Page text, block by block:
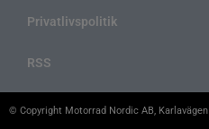
Privatlivspolitik
RSS
© Copyright Motorrad Nordic AB,